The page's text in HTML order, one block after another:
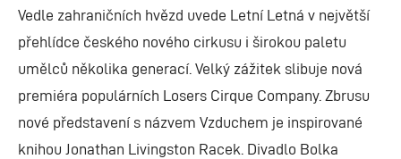
Vedle zahraničních hvězd uvede Letní Letná v největší
přehlídce českého nového cirkusu i širokou paletu
umělců několika generací. Velký zážitek slibuje nová
premiéra populárních Losers Cirque Company. Zbrusu
nové představení s názvem Vzduchem je inspirované
knihou Jonathan Livingston Racek. Divadlo Bolka